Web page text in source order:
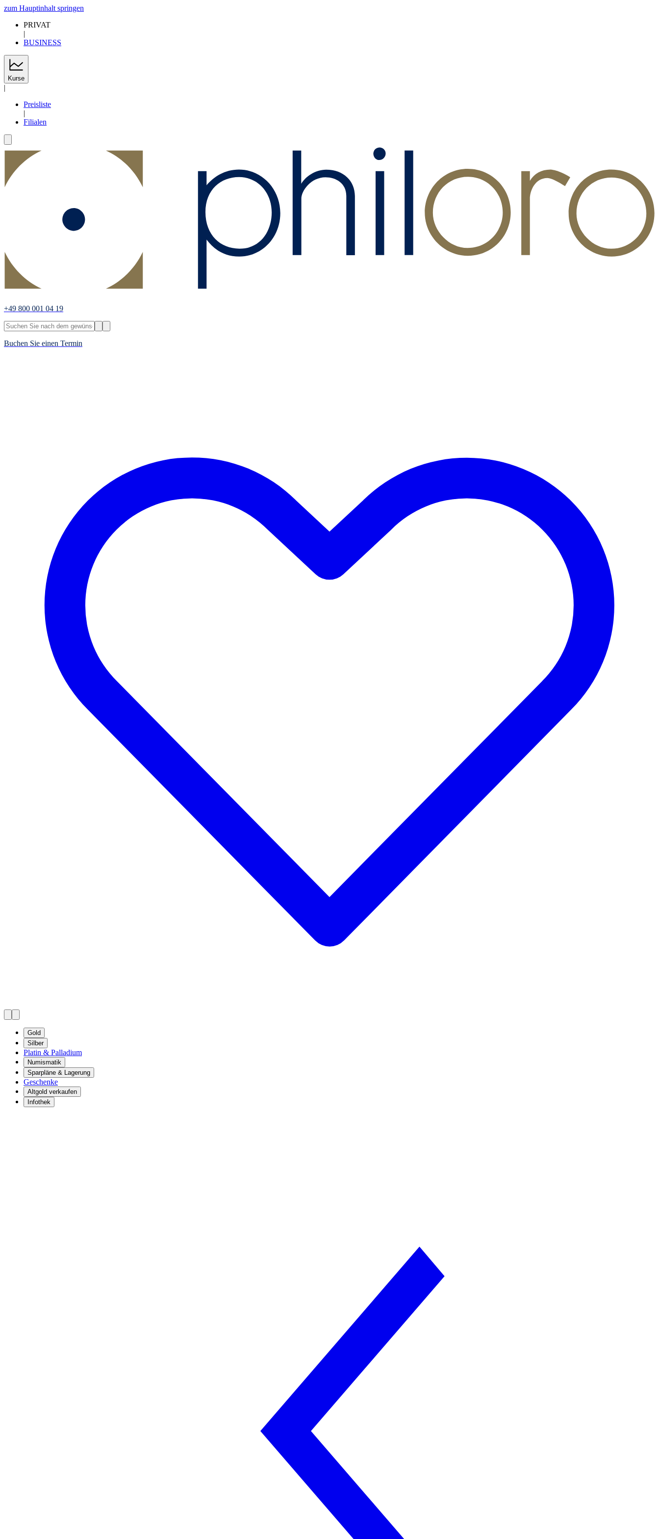
zum Hauptinhalt springen
PRIVAT
|
BUSINESS
Kurse
|
Preisliste
|
Filialen
+49 800 001 04 19
Buchen Sie einen Termin
Gold
Silber
Platin & Palladium
Numismatik
Sparpläne & Lagerung
Geschenke
Altgold verkaufen
Infothek